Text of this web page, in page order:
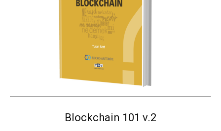
Blockchain 101 v.2